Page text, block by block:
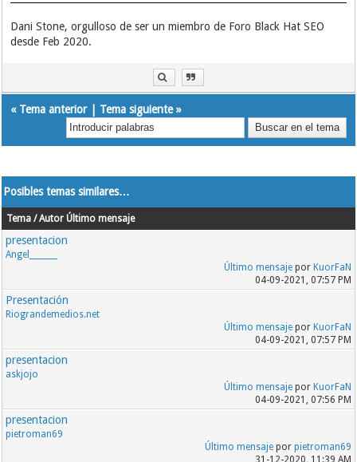
Dani Stone, orgulloso de ser un miembro de Foro Black Hat SEO
desde Feb 2020.
« Tema anterior| Tema siguiente»
Posibles temas similares…
Tema / Autor Último mensaje
presentacion
Angel_______
Último mensajepor KuorFaN
04-09-2021, 07:57 PM
Presentación
Riograndemedios.net
Último mensajepor KuorFaN
04-09-2021, 07:57 PM
presentacion
askjojo
Último mensajepor KuorFaN
04-09-2021, 07:56 PM
presentacion
pietroman69
Último mensajepor pietroman69
31-12-2020, 11:39 AM